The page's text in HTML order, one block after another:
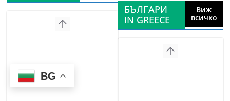
БЪЛГАРИ
IN GREECE
Виж
всичко
BG